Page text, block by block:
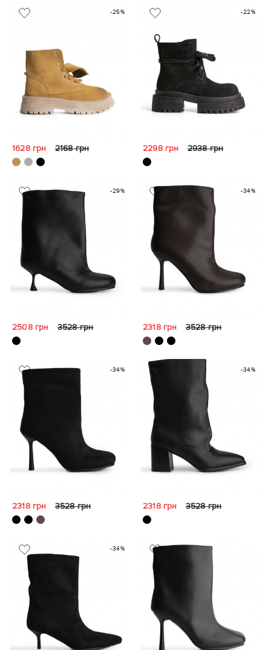
-25%
1628 грн 2168 грн
-22%
2298 грн 2938 грн
-29%
2508 грн 3528 грн
-34%
2318 грн 3528 грн
-34%
2318 грн 3528 грн
-34%
2318 грн 3528 грн
-34%